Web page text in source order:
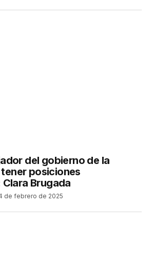
del gobierno de la
posiciones
Brugada
de febrero de 2025